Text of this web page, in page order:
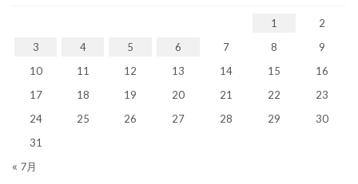
1
2
3
4 5 6 7 8
9
10
11 12 13 14 15
16
17
18 19 20 21 22
23
24
25 26 27 28 29
30
31
« 7月